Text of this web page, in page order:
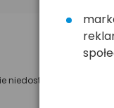
niedostępny